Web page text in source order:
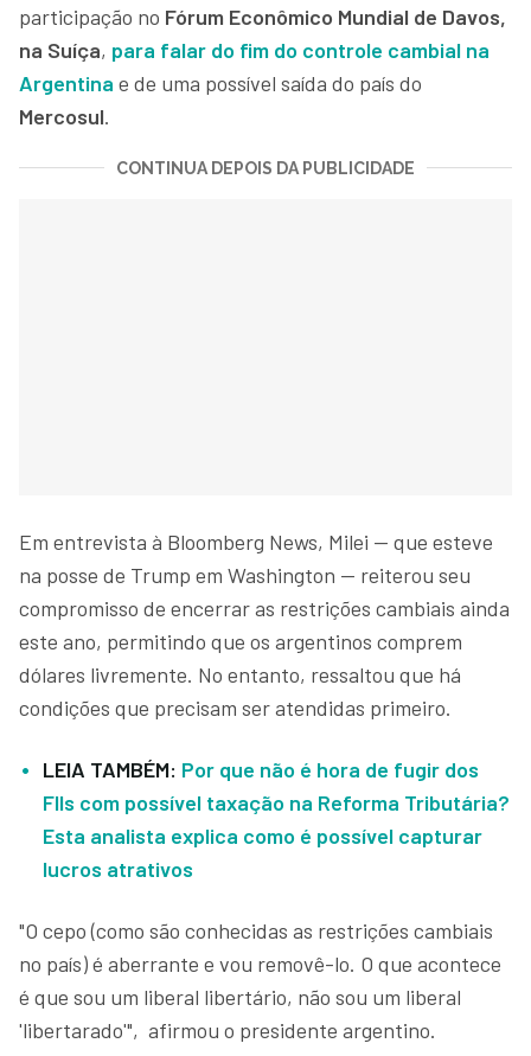
participação no Fórum Econômico Mundial de Davos,
na Suíça, para falar do fim do controle cambial na
Argentina e de uma possível saída do país do
Mercosul.
CONTINUA DEPOIS DA PUBLICIDADE
Em entrevista à Bloomberg News, Milei — que esteve
na posse de Trump em Washington — reiterou seu
compromisso de encerrar as restrições cambiais ainda
este ano, permitindo que os argentinos comprem
dólares livremente. No entanto, ressaltou que há
condições que precisam ser atendidas primeiro.
LEIA TAMBÉM: Por que não é hora de fugir dos
FIIs com possível taxação na Reforma Tributária?
Esta analista explica como é possível capturar
lucros atrativos
"O cepo (como são conhecidas as restrições cambiais
no país) é aberrante e vou removê-lo. O que acontece
é que sou um liberal libertário, não sou um liberal
'libertarado'", afirmou o presidente argentino.